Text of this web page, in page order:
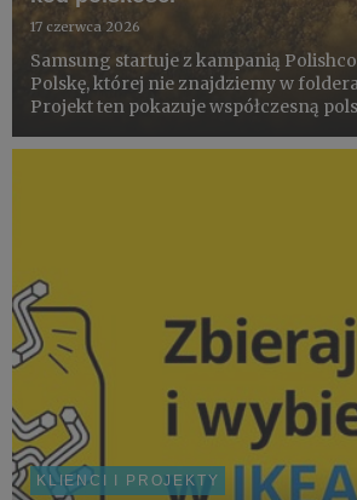
17 czerwca 2026
Samsung startuje z kampanią
Polskę, której nie znajdziemy w
Projekt ten pokazuje współczesną
dokumentowanych smartfonem
KLIENCI I PROJEKTY